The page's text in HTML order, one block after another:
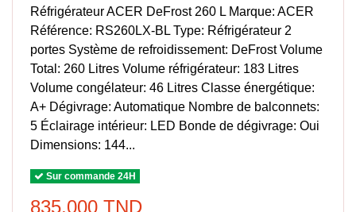
Réfrigérateur ACER DeFrost 260 L Marque: ACER
Référence: RS260LX-BL Type: Réfrigérateur 2
portes Système de refroidissement: DeFrost Volume
Total: 260 Litres Volume réfrigérateur: 183 Litres
Volume congélateur: 46 Litres Classe énergétique:
A+ Dégivrage: Automatique Nombre de balconnets:
5 Éclairage intérieur: LED Bonde de dégivrage: Oui
Dimensions: 144...
Sur commande 24H
835,000 TND